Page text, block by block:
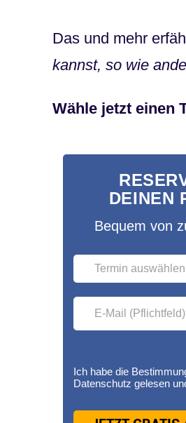
Das und mehr
kannst, so wie
Wähle jetzt einen